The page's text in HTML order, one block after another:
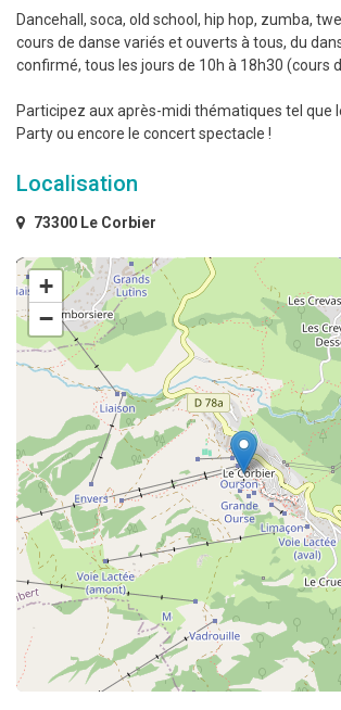
Dancehall, soca, old school, hip hop, zumba,
cours de danse variés et ouverts à tous, du
confirmé, tous les jours de 10h à 18h30 (cours
Participez aux après-midi thématiques tel que
Party ou encore le concert spectacle !
Localisation
73300 Le Corbier
+
−